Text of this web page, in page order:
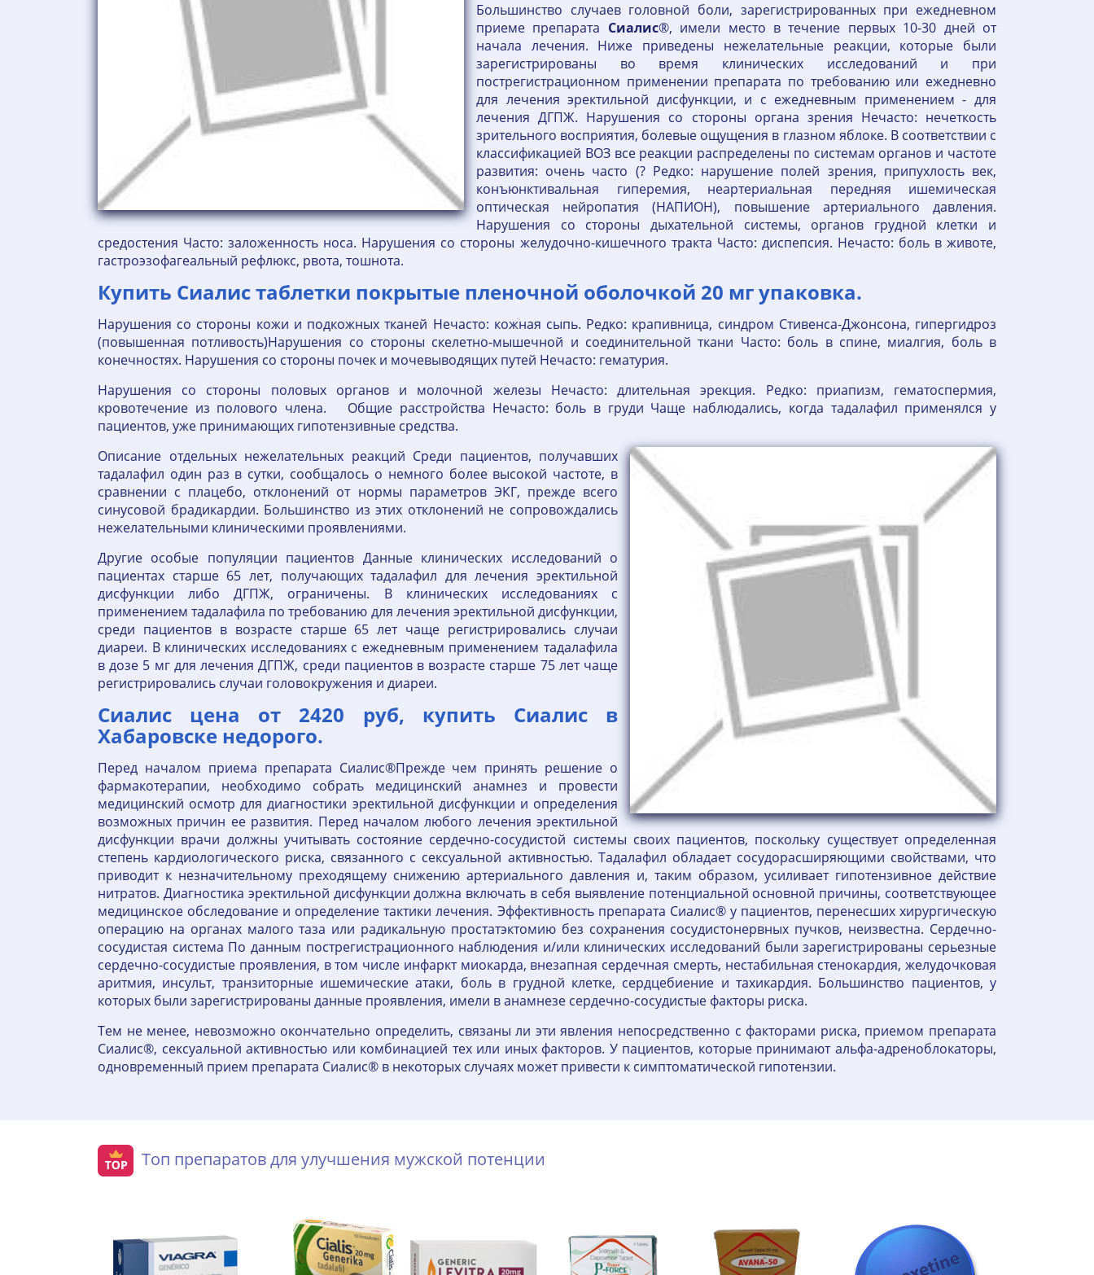
Большинство случаев головной боли, зарегистрированных при ежедневном
приеме препарата Сиалис®, имели место в течение первых 10-30 дней от
начала лечения. Ниже приведены нежелательные реакции, которые были
зарегистрированы во время клинических исследований и при
пострегистрационном применении препарата по требованию или ежедневно
для лечения эректильной дисфункции, и с ежедневным применением - для
лечения ДГПЖ. Нарушения со стороны органа зрения Нечасто: нечеткость
зрительного восприятия, болевые ощущения в глазном яблоке. В соответствии с
классификацией ВОЗ все реакции распределены по системам органов и частоте
развития: очень часто (? Редко: нарушение полей зрения, припухлость век,
конъюнктивальная гиперемия, неартериальная передняя ишемическая
оптическая нейропатия (НАПИОН), повышение артериального давления.
Нарушения со стороны дыхательной системы, органов грудной клетки и
средостения Часто: заложенность носа. Нарушения со стороны желудочно-кишечного тракта Часто: диспепсия. Нечасто: боль в животе,
гастроэзофагеальный рефлюкс, рвота, тошнота.
Купить Сиалис таблетки покрытые пленочной оболочкой 20 мг упаковка.
Нарушения со стороны кожи и подкожных тканей Нечасто: кожная сыпь. Редко: крапивница, синдром Стивенса-Джонсона, гипергидроз
(повышенная потливость)Нарушения со стороны скелетно-мышечной и соединительной ткани Часто: боль в спине, миалгия, боль в
конечностях. Нарушения со стороны почек и мочевыводящих путей Нечасто: гематурия.
Нарушения со стороны половых органов и молочной железы Нечасто: длительная эрекция. Редко: приапизм, гематоспермия,
кровотечение из полового члена. Общие расстройства Нечасто: боль в груди Чаще наблюдались, когда тадалафил применялся у
пациентов, уже принимающих гипотензивные средства.
Описание отдельных нежелательных реакций Среди пациентов, получавших
тадалафил один раз в сутки, сообщалось о немного более высокой частоте, в
сравнении с плацебо, отклонений от нормы параметров ЭКГ, прежде всего
синусовой брадикардии. Большинство из этих отклонений не сопровождались
нежелательными клиническими проявлениями.
Другие особые популяции пациентов Данные клинических исследований о
пациентах старше 65 лет, получающих тадалафил для лечения эректильной
дисфункции либо ДГПЖ, ограничены. В клинических исследованиях с
применением тадалафила по требованию для лечения эректильной дисфункции,
среди пациентов в возрасте старше 65 лет чаще регистрировались случаи
диареи. В клинических исследованиях с ежедневным применением тадалафила
в дозе 5 мг для лечения ДГПЖ, среди пациентов в возрасте старше 75 лет чаще
регистрировались случаи головокружения и диареи.
Сиалис цена от 2420 руб, купить Сиалис в
Хабаровске недорого.
Перед началом приема препарата Сиалис®Прежде чем принять решение о
фармакотерапии, необходимо собрать медицинский анамнез и провести
медицинский осмотр для диагностики эректильной дисфункции и определения
возможных причин ее развития. Перед началом любого лечения эректильной
дисфункции врачи должны учитывать состояние сердечно-сосудистой системы своих пациентов, поскольку существует определенная
степень кардиологического риска, связанного с сексуальной активностью. Тадалафил обладает сосудорасширяющими свойствами, что
приводит к незначительному преходящему снижению артериального давления и, таким образом, усиливает гипотензивное действие
нитратов. Диагностика эректильной дисфункции должна включать в себя выявление потенциальной основной причины, соответствующее
медицинское обследование и определение тактики лечения. Эффективность препарата Сиалис® у пациентов, перенесших хирургическую
операцию на органах малого таза или радикальную простатэктомию без сохранения сосудистонервных пучков, неизвестна. Сердечно-
сосудистая система По данным пострегистрационного наблюдения и/или клинических исследований были зарегистрированы серьезные
сердечно-сосудистые проявления, в том числе инфаркт миокарда, внезапная сердечная смерть, нестабильная стенокардия, желудочковая
аритмия, инсульт, транзиторные ишемические атаки, боль в грудной клетке, сердцебиение и тахикардия. Большинство пациентов, у
которых были зарегистрированы данные проявления, имели в анамнезе сердечно-сосудистые факторы риска.
Тем не менее, невозможно окончательно определить, связаны ли эти явления непосредственно с факторами риска, приемом препарата
Сиалис®, сексуальной активностью или комбинацией тех или иных факторов. У пациентов, которые принимают альфа-адреноблокаторы,
одновременный прием препарата Сиалис® в некоторых случаях может привести к симптоматической гипотензии.
Топ препаратов для улучшения мужской потенции